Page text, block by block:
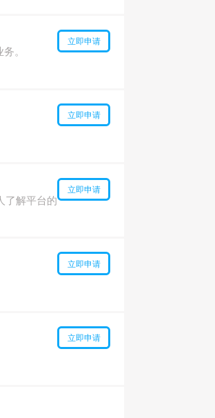
。
立即申请
立即申请
了解平台的
立即申请
立即申请
立即申请